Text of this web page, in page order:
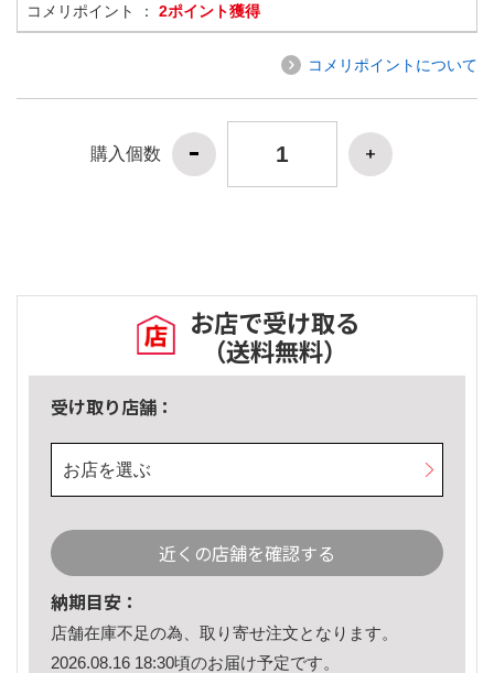
コメリポイント ： 2ポイント獲得
コメリポイントについて
購入個数
お店で受け取る
（送料無料）
受け取り店舗：
お店を選ぶ
近くの店舗を確認する
納期目安：
店舗在庫不足の為、取り寄せ注文となります。
2026.08.16 18:30頃のお届け予定です。